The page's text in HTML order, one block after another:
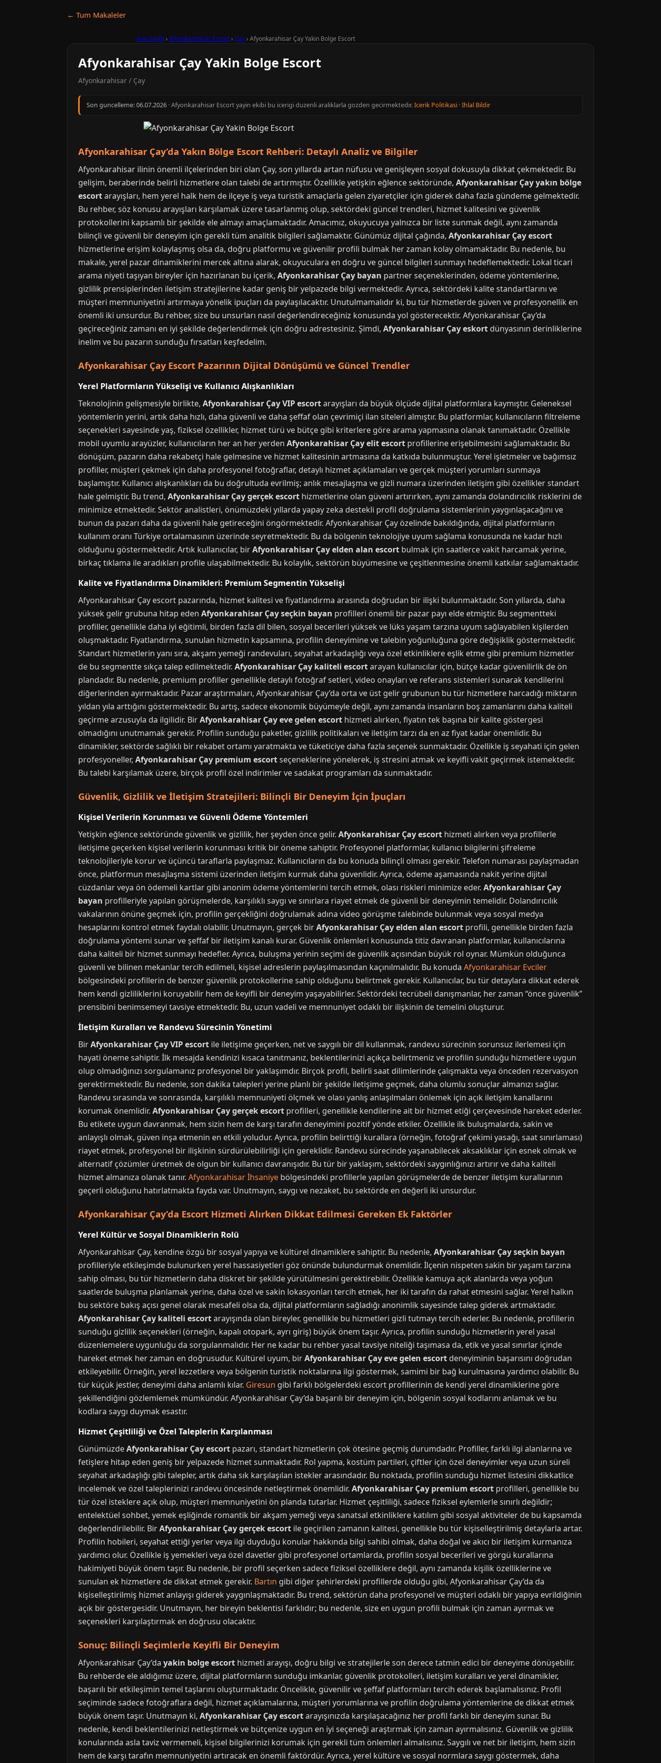
← Tum Makaleler
Ana Sayfa › Afyonkarahisar Escort› Çay› Afyonkarahisar Çay Yakin Bolge Escort
Afyonkarahisar Çay Yakin Bolge Escort
Afyonkarahisar / Çay
Son guncelleme:06.07.2026 · Afyonkarahisar Escort yayin ekibi bu icerigi duzenli araliklarla gozden gecirmektedir.Icerik Politikasi ·Ihlal Bildir
Afyonkarahisar Çay’da Yakın Bölge Escort Rehberi: Detaylı Analiz ve Bilgiler
Afyonkarahisar ilinin önemli ilçelerinden biri olan Çay, son yıllarda artan nüfusu ve genişleyen sosyal dokusuyla dikkat çekmektedir. Bu
gelişim, beraberinde belirli hizmetlere olan talebi de artırmıştır. Özellikle yetişkin eğlence sektöründe, Afyonkarahisar Çay yakın bölge
escortarayışları, hem yerel halk hem de ilçeye iş veya turistik amaçlarla gelen ziyaretçiler için giderek daha fazla gündeme gelmektedir.
Bu rehber, söz konusu arayışları karşılamak üzere tasarlanmış olup, sektördeki güncel trendleri, hizmet kalitesini ve güvenlik
protokollerini kapsamlı bir şekilde ele almayı amaçlamaktadır. Amacımız, okuyucuya yalnızca bir liste sunmak değil, aynı zamanda
bilinçli ve güvenli bir deneyim için gerekli tüm analitik bilgileri sağlamaktır. Günümüz dijital çağında, Afyonkarahisar Çay escort
hizmetlerine erişim kolaylaşmış olsa da, doğru platformu ve güvenilir profili bulmak her zaman kolay olmamaktadır. Bu nedenle, bu
makale, yerel pazar dinamiklerini mercek altına alarak, okuyuculara en doğru ve güncel bilgileri sunmayı hedeflemektedir. Lokal ticari
arama niyeti taşıyan bireyler için hazırlanan bu içerik, Afyonkarahisar Çay bayan partner seçeneklerinden, ödeme yöntemlerine,
gizlilik prensiplerinden iletişim stratejilerine kadar geniş bir yelpazede bilgi vermektedir. Ayrıca, sektördeki kalite standartlarını ve
müşteri memnuniyetini artırmaya yönelik ipuçları da paylaşılacaktır. Unutulmamalıdır ki, bu tür hizmetlerde güven ve profesyonellik en
önemli iki unsurdur. Bu rehber, size bu unsurları nasıl değerlendireceğiniz konusunda yol gösterecektir. Afyonkarahisar Çay’da
geçireceğiniz zamanı en iyi şekilde değerlendirmek için doğru adrestesiniz. Şimdi, Afyonkarahisar Çay eskort dünyasının derinliklerine
inelim ve bu pazarın sunduğu fırsatları keşfedelim.
Afyonkarahisar Çay Escort Pazarının Dijital Dönüşümü ve Güncel Trendler
Yerel Platformların Yükselişi ve Kullanıcı Alışkanlıkları
Teknolojinin gelişmesiyle birlikte, Afyonkarahisar Çay VIP escortarayışları da büyük ölçüde dijital platformlara kaymıştır. Geleneksel
yöntemlerin yerini, artık daha hızlı, daha güvenli ve daha şeffaf olan çevrimiçi ilan siteleri almıştır. Bu platformlar, kullanıcıların filtreleme
seçenekleri sayesinde yaş, fiziksel özellikler, hizmet türü ve bütçe gibi kriterlere göre arama yapmasına olanak tanımaktadır. Özellikle
mobil uyumlu arayüzler, kullanıcıların her an her yerden Afyonkarahisar Çay elit escort profillerine erişebilmesini sağlamaktadır. Bu
dönüşüm, pazarın daha rekabetçi hale gelmesine ve hizmet kalitesinin artmasına da katkıda bulunmuştur. Yerel işletmeler ve bağımsız
profiller, müşteri çekmek için daha profesyonel fotoğraflar, detaylı hizmet açıklamaları ve gerçek müşteri yorumları sunmaya
başlamıştır. Kullanıcı alışkanlıkları da bu doğrultuda evrilmiş; anlık mesajlaşma ve gizli numara üzerinden iletişim gibi özellikler standart
hale gelmiştir. Bu trend, Afyonkarahisar Çay gerçek escort hizmetlerine olan güveni artırırken, aynı zamanda dolandırıcılık risklerini de
minimize etmektedir. Sektör analistleri, önümüzdeki yıllarda yapay zeka destekli profil doğrulama sistemlerinin yaygınlaşacağını ve
bunun da pazarı daha da güvenli hale getireceğini öngörmektedir. Afyonkarahisar Çay özelinde bakıldığında, dijital platformların
kullanım oranı Türkiye ortalamasının üzerinde seyretmektedir. Bu da bölgenin teknolojiye uyum sağlama konusunda ne kadar hızlı
olduğunu göstermektedir. Artık kullanıcılar, birAfyonkarahisar Çay elden alan escort bulmak için saatlerce vakit harcamak yerine,
birkaç tıklama ile aradıkları profile ulaşabilmektedir. Bu kolaylık, sektörün büyümesine ve çeşitlenmesine önemli katkılar sağlamaktadır.
Kalite ve Fiyatlandırma Dinamikleri: Premium Segmentin Yükselişi
Afyonkarahisar Çay escort pazarında, hizmet kalitesi ve fiyatlandırma arasında doğrudan bir ilişki bulunmaktadır. Son yıllarda, daha
yüksek gelir grubuna hitap eden Afyonkarahisar Çay seçkin bayan profilleri önemli bir pazar payı elde etmiştir. Bu segmentteki
profiller, genellikle daha iyi eğitimli, birden fazla dil bilen, sosyal becerileri yüksek ve lüks yaşam tarzına uyum sağlayabilen kişilerden
oluşmaktadır. Fiyatlandırma, sunulan hizmetin kapsamına, profilin deneyimine ve talebin yoğunluğuna göre değişiklik göstermektedir.
Standart hizmetlerin yanı sıra, akşam yemeği randevuları, seyahat arkadaşlığı veya özel etkinliklere eşlik etme gibi premium hizmetler
de bu segmentte sıkça talep edilmektedir. Afyonkarahisar Çay kaliteli escortarayan kullanıcılar için, bütçe kadar güvenilirlik de ön
plandadır. Bu nedenle, premium profiller genellikle detaylı fotoğraf setleri, video onayları ve referans sistemleri sunarak kendilerini
diğerlerinden ayırmaktadır. Pazar araştırmaları, Afyonkarahisar Çay’da orta ve üst gelir grubunun bu tür hizmetlere harcadığı miktarın
yıldan yıla arttığını göstermektedir. Bu artış, sadece ekonomik büyümeyle değil, aynı zamanda insanların boş zamanlarını daha kaliteli
geçirme arzusuyla da ilgilidir. BirAfyonkarahisar Çay eve gelen escort hizmeti alırken, fiyatın tek başına bir kalite göstergesi
olmadığını unutmamak gerekir. Profilin sunduğu paketler, gizlilik politikaları ve iletişim tarzı da en az fiyat kadar önemlidir. Bu
dinamikler, sektörde sağlıklı bir rekabet ortamı yaratmakta ve tüketiciye daha fazla seçenek sunmaktadır. Özellikle iş seyahati için gelen
profesyoneller, Afyonkarahisar Çay premium escortseçeneklerine yönelerek, iş stresini atmak ve keyifli vakit geçirmek istemektedir.
Bu talebi karşılamak üzere, birçok profil özel indirimler ve sadakat programları da sunmaktadır.
Güvenlik, Gizlilik ve İletişim Stratejileri: Bilinçli Bir Deneyim İçin İpuçları
Kişisel Verilerin Korunması ve Güvenli Ödeme Yöntemleri
Yetişkin eğlence sektöründe güvenlik ve gizlilik, her şeyden önce gelir. Afyonkarahisar Çay escort hizmeti alırken veya profillerle
iletişime geçerken kişisel verilerin korunması kritik bir öneme sahiptir. Profesyonel platformlar, kullanıcı bilgilerini şifreleme
teknolojileriyle korur ve üçüncü taraflarla paylaşmaz. Kullanıcıların da bu konuda bilinçli olması gerekir. Telefon numarası paylaşmadan
önce, platformun mesajlaşma sistemi üzerinden iletişim kurmak daha güvenlidir. Ayrıca, ödeme aşamasında nakit yerine dijital
cüzdanlar veya ön ödemeli kartlar gibi anonim ödeme yöntemlerini tercih etmek, olası riskleri minimize eder. Afyonkarahisar Çay
bayan profilleriyle yapılan görüşmelerde, karşılıklı saygı ve sınırlara riayet etmek de güvenli bir deneyimin temelidir. Dolandırıcılık
vakalarının önüne geçmek için, profilin gerçekliğini doğrulamak adına video görüşme talebinde bulunmak veya sosyal medya
hesaplarını kontrol etmek faydalı olabilir. Unutmayın, gerçek birAfyonkarahisar Çay elden alan escort profili, genellikle birden fazla
doğrulama yöntemi sunar ve şeffaf bir iletişim kanalı kurar. Güvenlik önlemleri konusunda titiz davranan platformlar, kullanıcılarına
daha kaliteli bir hizmet sunmayı hedefler. Ayrıca, buluşma yerinin seçimi de güvenlik açısından büyük rol oynar. Mümkün olduğunca
güvenli ve bilinen mekanlar tercih edilmeli, kişisel adreslerin paylaşılmasından kaçınılmalıdır. Bu konuda Afyonkarahisar Evciler
bölgesindeki profillerin de benzer güvenlik protokollerine sahip olduğunu belirtmek gerekir. Kullanıcılar, bu tür detaylara dikkat ederek
hem kendi gizliliklerini koruyabilir hem de keyifli bir deneyim yaşayabilirler. Sektördeki tecrübeli danışmanlar, her zaman “önce güvenlik”
prensibini benimsemeyi tavsiye etmektedir. Bu, uzun vadeli ve memnuniyet odaklı bir ilişkinin de temelini oluşturur.
İletişim Kuralları ve Randevu Sürecinin Yönetimi
BirAfyonkarahisar Çay VIP escort ile iletişime geçerken, net ve saygılı bir dil kullanmak, randevu sürecinin sorunsuz ilerlemesi için
hayati öneme sahiptir. İlk mesajda kendinizi kısaca tanıtmanız, beklentilerinizi açıkça belirtmeniz ve profilin sunduğu hizmetlere uygun
olup olmadığınızı sorgulamanız profesyonel bir yaklaşımdır. Birçok profil, belirli saat dilimlerinde çalışmakta veya önceden rezervasyon
gerektirmektedir. Bu nedenle, son dakika talepleri yerine planlı bir şekilde iletişime geçmek, daha olumlu sonuçlar almanızı sağlar.
Randevu sırasında ve sonrasında, karşılıklı memnuniyeti ölçmek ve olası yanlış anlaşılmaları önlemek için açık iletişim kanallarını
korumak önemlidir. Afyonkarahisar Çay gerçek escort profilleri, genellikle kendilerine ait bir hizmet etiği çerçevesinde hareket ederler.
Bu etikete uygun davranmak, hem sizin hem de karşı tarafın deneyimini pozitif yönde etkiler. Özellikle ilk buluşmalarda, sakin ve
anlayışlı olmak, güven inşa etmenin en etkili yoludur. Ayrıca, profilin belirttiği kurallara (örneğin, fotoğraf çekimi yasağı, saat sınırlaması)
riayet etmek, profesyonel bir ilişkinin sürdürülebilirliği için gereklidir. Randevu sürecinde yaşanabilecek aksaklıklar için esnek olmak ve
alternatif çözümler üretmek de olgun bir kullanıcı davranışıdır. Bu tür bir yaklaşım, sektördeki saygınlığınızı artırır ve daha kaliteli
hizmet almanıza olanak tanır. Afyonkarahisar İhsaniye bölgesindeki profillerle yapılan görüşmelerde de benzer iletişim kurallarının
geçerli olduğunu hatırlatmakta fayda var. Unutmayın, saygı ve nezaket, bu sektörde en değerli iki unsurdur.
Afyonkarahisar Çay’da Escort Hizmeti Alırken Dikkat Edilmesi Gereken Ek Faktörler
Yerel Kültür ve Sosyal Dinamiklerin Rolü
Afyonkarahisar Çay, kendine özgü bir sosyal yapıya ve kültürel dinamiklere sahiptir. Bu nedenle, Afyonkarahisar Çay seçkin bayan
profilleriyle etkileşimde bulunurken yerel hassasiyetleri göz önünde bulundurmak önemlidir. İlçenin nispeten sakin bir yaşam tarzına
sahip olması, bu tür hizmetlerin daha diskret bir şekilde yürütülmesini gerektirebilir. Özellikle kamuya açık alanlarda veya yoğun
saatlerde buluşma planlamak yerine, daha özel ve sakin lokasyonları tercih etmek, her iki tarafın da rahat etmesini sağlar. Yerel halkın
bu sektöre bakış açısı genel olarak mesafeli olsa da, dijital platformların sağladığı anonimlik sayesinde talep giderek artmaktadır.
Afyonkarahisar Çay kaliteli escortarayışında olan bireyler, genellikle bu hizmetleri gizli tutmayı tercih ederler. Bu nedenle, profillerin
sunduğu gizlilik seçenekleri (örneğin, kapalı otopark, ayrı giriş) büyük önem taşır. Ayrıca, profilin sunduğu hizmetlerin yerel yasal
düzenlemelere uygunluğu da sorgulanmalıdır. Her ne kadar bu rehber yasal tavsiye niteliği taşımasa da, etik ve yasal sınırlar içinde
hareket etmek her zaman en doğrusudur. Kültürel uyum, birAfyonkarahisar Çay eve gelen escort deneyiminin başarısını doğrudan
etkileyebilir. Örneğin, yerel lezzetlere veya bölgenin turistik noktalarına ilgi göstermek, samimi bir bağ kurulmasına yardımcı olabilir. Bu
tür küçük jestler, deneyimi daha anlamlı kılar. Giresun gibi farklı bölgelerdeki escort profillerinin de kendi yerel dinamiklerine göre
şekillendiğini gözlemlemek mümkündür. Afyonkarahisar Çay’da başarılı bir deneyim için, bölgenin sosyal kodlarını anlamak ve bu
kodlara saygı duymak esastır.
Hizmet Çeşitliliği ve Özel Taleplerin Karşılanması
GünümüzdeAfyonkarahisar Çay escort pazarı, standart hizmetlerin çok ötesine geçmiş durumdadır. Profiller, farklı ilgi alanlarına ve
fetişlere hitap eden geniş bir yelpazede hizmet sunmaktadır. Rol yapma, kostüm partileri, çiftler için özel deneyimler veya uzun süreli
seyahat arkadaşlığı gibi talepler, artık daha sık karşılaşılan istekler arasındadır. Bu noktada, profilin sunduğu hizmet listesini dikkatlice
incelemek ve özel taleplerinizi randevu öncesinde netleştirmek önemlidir. Afyonkarahisar Çay premium escort profilleri, genellikle bu
tür özel isteklere açık olup, müşteri memnuniyetini ön planda tutarlar. Hizmet çeşitliliği, sadece fiziksel eylemlerle sınırlı değildir;
entelektüel sohbet, yemek eşliğinde romantik bir akşam yemeği veya sanatsal etkinliklere katılım gibi sosyal aktiviteler de bu kapsamda
değerlendirilebilir. BirAfyonkarahisar Çay gerçek escort ile geçirilen zamanın kalitesi, genellikle bu tür kişiselleştirilmiş detaylarla artar.
Profilin hobileri, seyahat ettiği yerler veya ilgi duyduğu konular hakkında bilgi sahibi olmak, daha doğal ve akıcı bir iletişim kurmanıza
yardımcı olur. Özellikle iş yemekleri veya özel davetler gibi profesyonel ortamlarda, profilin sosyal becerileri ve görgü kurallarına
hakimiyeti büyük önem taşır. Bu nedenle, bir profil seçerken sadece fiziksel özelliklere değil, aynı zamanda kişilik özelliklerine ve
sunulan ek hizmetlere de dikkat etmek gerekir. Bartın gibi diğer şehirlerdeki profillerde olduğu gibi, Afyonkarahisar Çay’da da
kişiselleştirilmiş hizmet anlayışı giderek yaygınlaşmaktadır. Bu trend, sektörün daha profesyonel ve müşteri odaklı bir yapıya evrildiğinin
açık bir göstergesidir. Unutmayın, her bireyin beklentisi farklıdır; bu nedenle, size en uygun profili bulmak için zaman ayırmak ve
seçenekleri karşılaştırmak en doğrusu olacaktır.
Sonuç: Bilinçli Seçimlerle Keyifli Bir Deneyim
Afyonkarahisar Çay’da yakin bolge escort hizmeti arayışı, doğru bilgi ve stratejilerle son derece tatmin edici bir deneyime dönüşebilir.
Bu rehberde ele aldığımız üzere, dijital platformların sunduğu imkanlar, güvenlik protokolleri, iletişim kuralları ve yerel dinamikler,
başarılı bir etkileşimin temel taşlarını oluşturmaktadır. Öncelikle, güvenilir ve şeffaf platformları tercih ederek başlamalısınız. Profil
seçiminde sadece fotoğraflara değil, hizmet açıklamalarına, müşteri yorumlarına ve profilin doğrulama yöntemlerine de dikkat etmek
büyük önem taşır. Unutmayın ki, Afyonkarahisar Çay escortarayışınızda karşılaşacağınız her profil farklı bir deneyim sunar. Bu
nedenle, kendi beklentilerinizi netleştirmek ve bütçenize uygun en iyi seçeneği araştırmak için zaman ayırmalısınız. Güvenlik ve gizlilik
konularında asla taviz vermemeli, kişisel bilgilerinizi korumak için gerekli tüm önlemleri almalısınız. Saygılı ve net bir iletişim, hem sizin
hem de karşı tarafın memnuniyetini artıracak en önemli faktördür. Ayrıca, yerel kültüre ve sosyal normlara saygı göstermek, daha